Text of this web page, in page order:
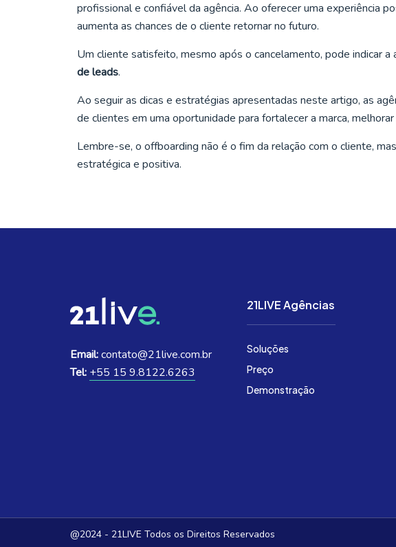
profissional e confiável da agência. Ao oferecer uma experiência
aumenta as chances de o cliente retornar no futuro.
Um cliente satisfeito, mesmo após o cancelamento, pode indicar a
de leads.
Ao seguir as dicas e estratégias apresentadas neste artigo, as
de clientes em uma oportunidade para fortalecer a marca,
Lembre-se, o offboarding não é o fim da relação com o cliente,
estratégica e positiva.
Email:contato@21live.com.br
Tel: +55 15 9.8122.6263
21LIVE Agências
Soluções
Preço
Demonstração
@2024 - 21LIVE Todos os Direitos Reservados